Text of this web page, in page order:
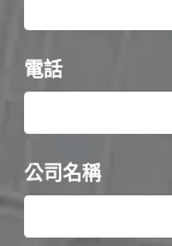
電話
公司名稱